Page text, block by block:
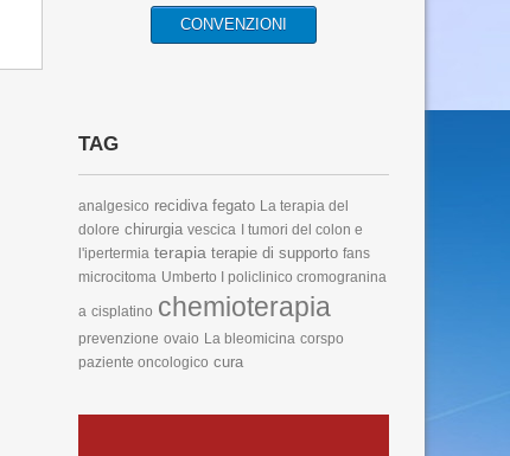
CONVENZIONI
TAG
analgesico recidiva fegato La terapia del
dolore chirurgia vescica
I tumori del colon e
l'ipertermia terapia terapie di supporto fans
microcitoma Umberto I policlinico cromogranina
a cisplatino chemioterapia
prevenzione ovaio La bleomicina corspo
paziente oncologico cura